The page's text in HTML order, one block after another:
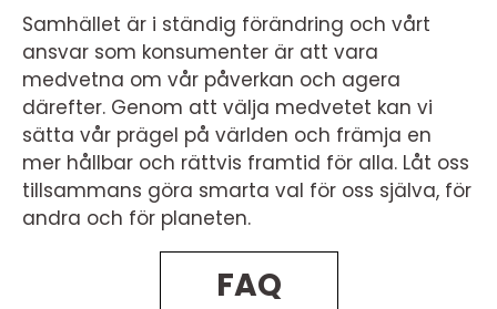
Samhället är i ständig förändring och vårt
ansvar som konsumenter är att vara
medvetna om vår påverkan och agera
därefter. Genom att välja medvetet kan vi
sätta vår prägel på världen och främja en
mer hållbar och rättvis framtid för alla. Låt oss
tillsammans göra smarta val för oss själva, för
andra och för planeten.
FAQ